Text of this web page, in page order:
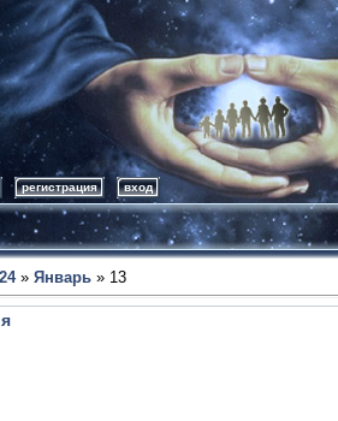
регистрация вход
» Январь » 13